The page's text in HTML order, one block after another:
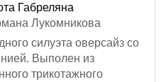
Габреляна
Лукомникова
силуэта оверсайз со
Выполен из
трикотажного